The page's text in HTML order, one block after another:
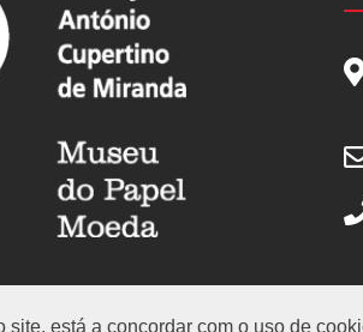
site, está a concordar com o uso de